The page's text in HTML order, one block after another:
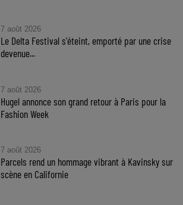
7 août 2026
Le Delta Festival s'éteint, emporté par une crise
devenue...
7 août 2026
Hugel annonce son grand retour à Paris pour la
Fashion Week
7 août 2026
Parcels rend un hommage vibrant à Kavinsky sur
scène en Californie